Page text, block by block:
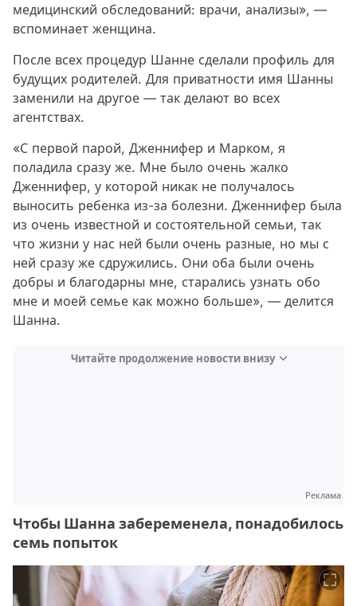
медицинский обследований: врачи, анализы», —
вспоминает женщина.
После всех процедур Шанне сделали профиль для
будущих родителей. Для приватности имя Шанны
заменили на другое — так делают во всех
агентствах.
«С первой парой, Дженнифер и Марком, я
поладила сразу же. Мне было очень жалко
Дженнифер, у которой никак не получалось
выносить ребенка из-за болезни. Дженнифер была
из очень известной и состоятельной семьи, так
что жизни у нас ней были очень разные, но мы с
ней сразу же сдружились. Они оба были очень
добры и благодарны мне, старались узнать обо
мне и моей семье как можно больше», — делится
Шанна.
Читайте продолжение новости внизу
Реклама
Чтобы Шанна забеременела, понадобилось
семь попыток